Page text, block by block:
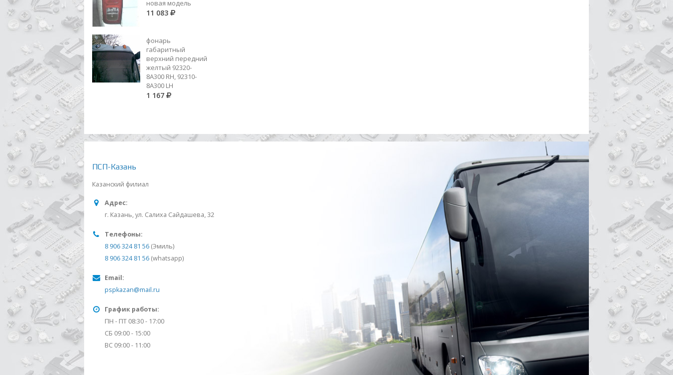
новая модель
11 083
фонарь
габаритный
верхний передний
желтый 92320-
8A300 RH, 92310-
8А300 LH
1 167
ПСП-Казань
Казанский филиал
Адрес:
г. Казань, ул. Салиха Сайдашева, 32
Телефоны:
8 906 324 81 56 (Эмиль)
8 906 324 81 56 (whatsapp)
Email:
pspkazan@mail.ru
График работы:
ПН - ПТ 08:30 - 17:00
СБ 09:00 - 15:00
ВС 09:00 - 11:00